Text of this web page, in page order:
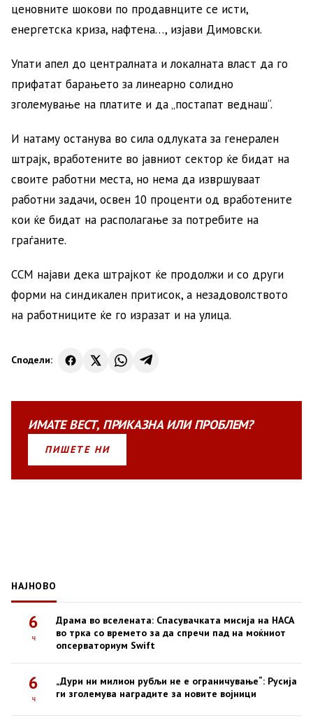
ценовните шокови по продавнците се исти,
енергетска криза, нафтена…, изјави Димовски.
Упати апел до централната и локалната власт да го
прифатат барањето за линеарно солидно
зголемување на платите и да „постапат веднаш“.
И натаму останува во сила одлуката за генерален
штрајк, вработените во јавниот сектор ќе бидат на
своите работни места, но нема да извршуваат
работни задачи, освен 10 проценти од вработените
кои ќе бидат на располагање за потребите на
граѓаните.
ССМ најави дека штрајкот ќе продолжи и со други
форми на синдикален притисок, а​ незадоволството
на работниците ќе го изразат и на улица.
Сподели:
ИМАТЕВЕСТ, ПРИКАЗНАИЛИПРОБЛЕМ?
ПИШЕТЕ НИ
НАЈНОВО
6
ч
Драма во вселената: Спасувачката мисија на НАСА
во трка со времето за да спречи пад на моќниот
опсерваториум Swift
6
ч
„Дури ни милион рубљи не е ограничување“: Русија
ги зголемува наградите за новите војници